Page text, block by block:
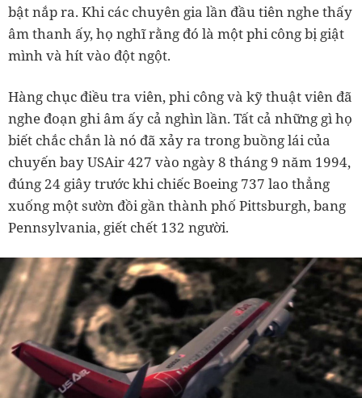
bật nắp ra. Khi các chuyên gia lần đầu tiên nghe thấy
âm thanh ấy, họ nghĩ rằng đó là một phi công bị giật
mình và hít vào đột ngột.
Hàng chục điều tra viên, phi công và kỹ thuật viên đã
nghe đoạn ghi âm ấy cả nghìn lần. Tất cả những gì họ
biết chắc chắn là nó đã xảy ra trong buồng lái của
chuyến bay USAir 427 vào ngày 8 tháng 9 năm 1994,
đúng 24 giây trước khi chiếc Boeing 737 lao thẳng
xuống một sườn đồi gần thành phố Pittsburgh, bang
Pennsylvania, giết chết 132 người.